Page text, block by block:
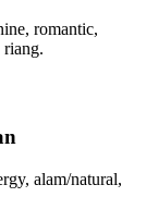
romantic,
riang.
alam/natural,